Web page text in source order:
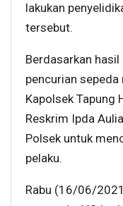
lakukan
tersebut.
Berdasarkan
pencurian
Kapolsek Tapung
Reskrim Ipda
Polsek untuk
pelaku.
Rabu (16/06/